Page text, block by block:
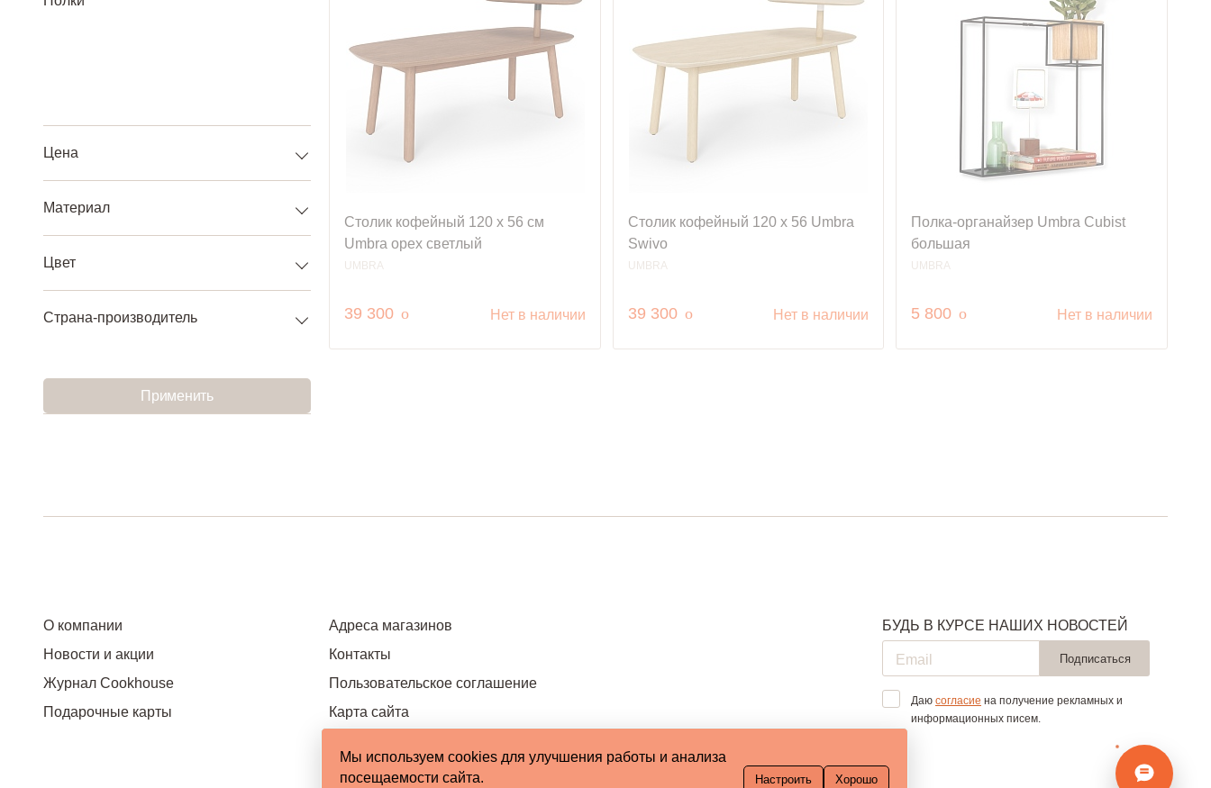
Цена
Материал
Цвет
Страна-производитель
Применить
Столик кофейный 120 х 56 см
Umbra орех светлый
UMBRA
39 300 руб.
o Нет в наличии
Столик кофейный 120 x 56 Umbra
Swivo
UMBRA
39 300 руб.
o Нет в наличии
Полка-органайзер Umbra Cubist
большая
UMBRA
5 800 руб.
o Нет в наличии
О компании
Новости и акции
Журнал Cookhouse
Подарочные карты
Адреса магазинов
Контакты
Пользовательское соглашение
Карта сайта
БУДЬ В КУРСЕ НАШИХ НОВОСТЕЙ
Подписаться
Даюсогласие на получение рекламных и
информационных писем.
Мы используем cookies для улучшения работы и анализа
посещаемости сайта.
Настроить Хорошо